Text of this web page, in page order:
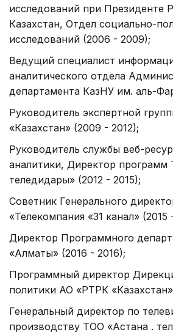
исследований при Президенте
Казахстан, Отдел социально-
исследований (2006 - 2009);
Ведущий специалист
аналитического отдела
департамента КазНУ им. аль-
Руководитель экспертной
«Казахстан» (2009 - 2012);
Руководитель службы веб-
аналитики, Директор программ
теледидары» (2012 - 2015);
Советник Генерального
«Телекомпания «31 канал» (2015
Директор Программного
«Алматы» (2016 - 2016);
Программный директор
политики АО «РТРК
Генеральный директор по
производству ТОО «Астана қ.